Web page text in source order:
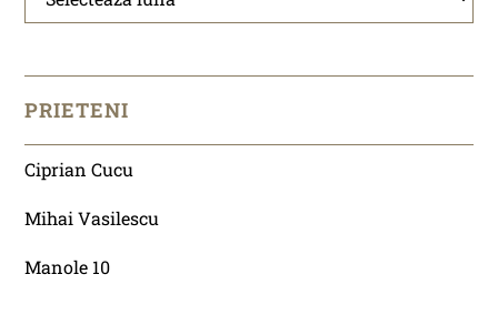
PRIETENI
Ciprian Cucu
Mihai Vasilescu
Manole 10